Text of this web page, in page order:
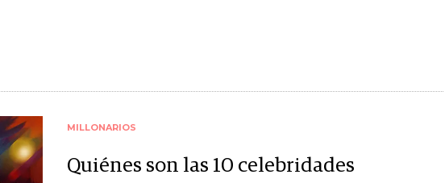
MILLONARIOS
Quiénes son las 10 celebridades